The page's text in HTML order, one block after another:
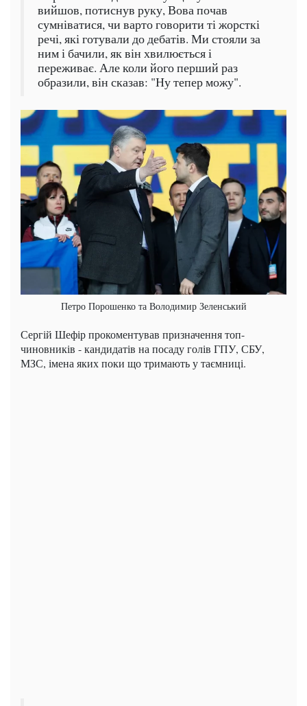
вийшов, потиснув руку, Вова почав
сумніватися, чи варто говорити ті жорсткі
речі, які готували до дебатів. Ми стояли за
ним і бачили, як він хвилюється і
переживає. Але коли його перший раз
образили, він сказав: "Ну тепер можу".
Петро Порошенко та Володимир Зеленський
Сергій Шефір прокоментував призначення топ-
чиновників - кандидатів на посаду голів ГПУ, СБУ,
МЗС, імена яких поки що тримають у таємниці.